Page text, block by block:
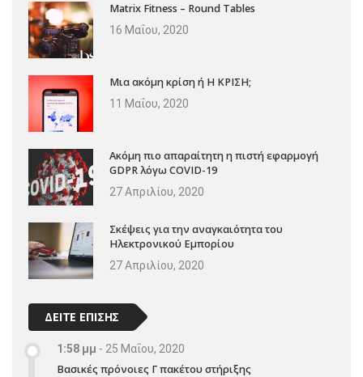
Matrix Fitness – Round Tables
16 Μαΐου, 2020
Μια ακόμη κρίση ή Η ΚΡΙΣΗ;
11 Μαΐου, 2020
Ακόμη πιο απαραίτητη η πιστή εφαρμογή
GDPR λόγω COVID-19
27 Απριλίου, 2020
Σκέψεις για την αναγκαιότητα του
Ηλεκτρονικού Εμπορίου
27 Απριλίου, 2020
ΔΕΙΤΕ ΕΠΙΣΗΣ
1:58 μμ - 25 Μαΐου, 2020
Βασικές πρόνοιες Γ πακέτου στήριξης